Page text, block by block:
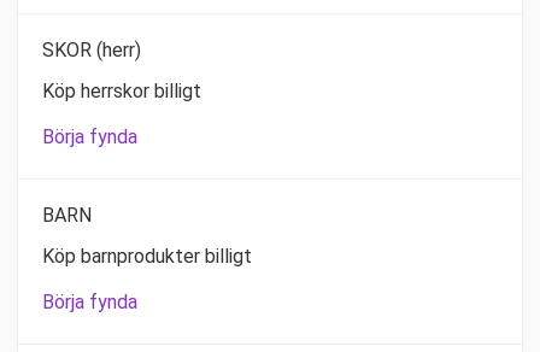
SKOR (herr)
Köp herrskor billigt
Börja fynda
BARN
Köp barnprodukter billigt
Börja fynda